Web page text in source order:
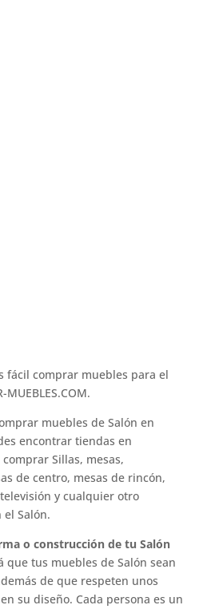
fácil comprar muebles para el
MUEBLES.COM.
muebles de Salón en
encontrar tiendas en
Sillas, mesas,
de centro, mesas de rincón,
y cualquier otro
Salón.
o construcción de tu Salón
que tus muebles de Salón sean
de que respeten unos
su diseño. Cada persona es un